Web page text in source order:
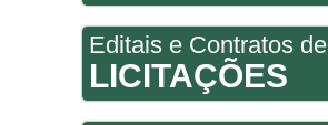
Editais e Contratos de
LICITAÇÕES